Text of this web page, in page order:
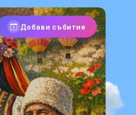
Добави събитие